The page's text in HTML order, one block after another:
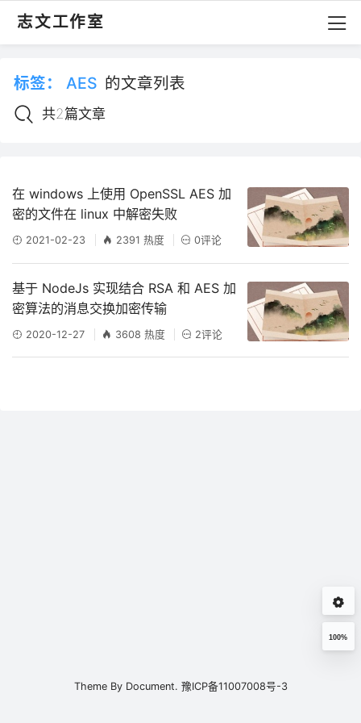
志文工作室
标签： AES 的文章列表
共2篇文章
在 windows 上使用 OpenSSL AES 加
密的文件在 linux 中解密失败
2021-02-23 2391 热度 0评论
基于 NodeJs 实现结合 RSA 和 AES 加
密算法的消息交换加密传输
2020-12-27 3608 热度 2评论
100%
Theme By Document. 豫ICP备11007008号-3